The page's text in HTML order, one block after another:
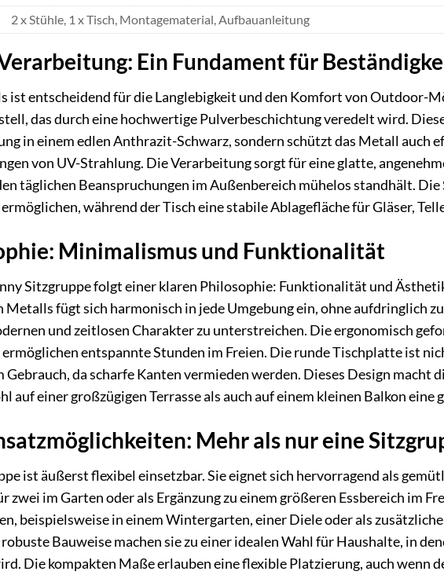
2 x Stühle, 1 x Tisch, Montagematerial, Aufbauanleitung
Ein Fundament für
ist entscheidend für die Langlebigkeit und den Komfort von Outdoor-
das durch eine hochwertige Pulverbeschichtung veredelt wird.
in einem edlen Anthrazit-Schwarz, sondern schützt das Metall auch
von UV-Strahlung. Die Verarbeitung sorgt für eine glatte,
täglichen Beanspruchungen im Außenbereich mühelos standhält.
während der Tisch eine stabile Ablagefläche für Gläser,
Minimalismus und Funktionalität
Sitzgruppe folgt einer klaren Philosophie: Funktionalität und
Metalls fügt sich harmonisch in jede Umgebung ein, ohne aufdringlich
und zeitlosen Charakter zu unterstreichen. Die ergonomisch
entspannte Stunden im Freien. Die runde Tischplatte ist
Gebrauch, da scharfe Kanten vermieden werden. Dieses Design macht
auf einer großzügigen Terrasse als auch auf einem kleinen Balkon eine
Mehr als nur eine
ist äußerst flexibel einsetzbar. Sie eignet sich hervorragend als
im Garten oder als Ergänzung zu einem größeren Essbereich im
beispielsweise in einem Wintergarten, einer Diele oder als
Bauweise machen sie zu einer idealen Wahl für Haushalte, in
Die kompakten Maße erlauben eine flexible Platzierung, auch wenn